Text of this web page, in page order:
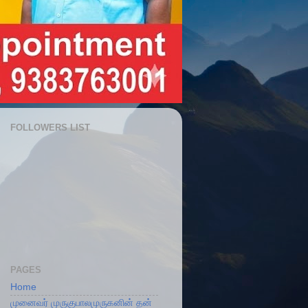
FOLLOWERS LIST
PAGES
Home
முனைவர் முருகுபாலமுருகனின் தன்